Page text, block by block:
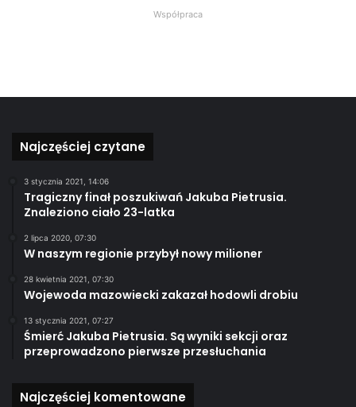
Współpraca
Najczęściej czytane
3 stycznia 2021, 14:06
Tragiczny finał poszukiwań Jakuba Pietrusia.
Znaleziono ciało 23-latka
2 lipca 2020, 07:30
W naszym regionie przybył nowy milioner
28 kwietnia 2021, 07:30
Wojewoda mazowiecki zakazał hodowli drobiu
13 stycznia 2021, 07:27
Śmierć Jakuba Pietrusia. Są wyniki sekcji oraz
przeprowadzono pierwsze przesłuchania
Najczęściej komentowane